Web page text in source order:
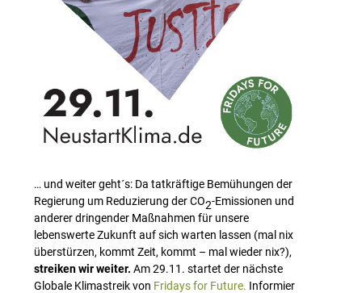
… und weiter geht´s: Da tatkräftige Bemühungen der
Regierung um Reduzierung der CO2-Emissionen und
anderer dringender Maßnahmen für unsere
lebenswerte Zukunft auf sich warten lassen (mal nix
überstürzen, kommt Zeit, kommt – mal wieder nix?),
streiken wir weiter. Am 29.11. startet der nächste
Globale Klimastreik von Fridays for Future. Informier